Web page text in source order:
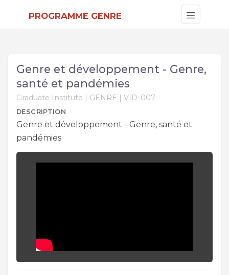
PROGRAMME GENRE
Genre et développement - Genre,
santé et pandémies
Graduate Institute | GENRE | VID-007
DESCRIPTION
Genre et développement - Genre, santé et
pandémies